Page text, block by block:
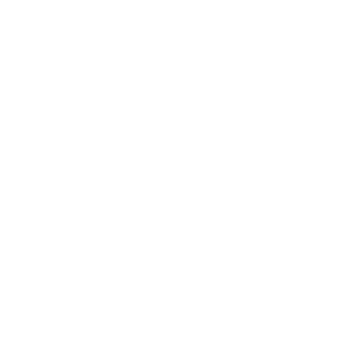
технические